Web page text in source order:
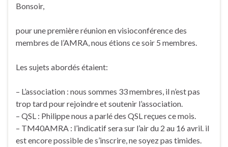
Bonsoir,
pour une première réunion en visioconférence des
membres de l’AMRA, nous étions ce soir 5 membres.
Les sujets abordés étaient:
– L’association : nous sommes 33 membres, il n’est pas
trop tard pour rejoindre et soutenir l’association.
– QSL : Philippe nous a parlé des QSL reçues ce mois.
– TM40AMRA : l’indicatif sera sur l’air du 2 au 16 avril. il
est encore possible de s’inscrire, ne soyez pas timides.